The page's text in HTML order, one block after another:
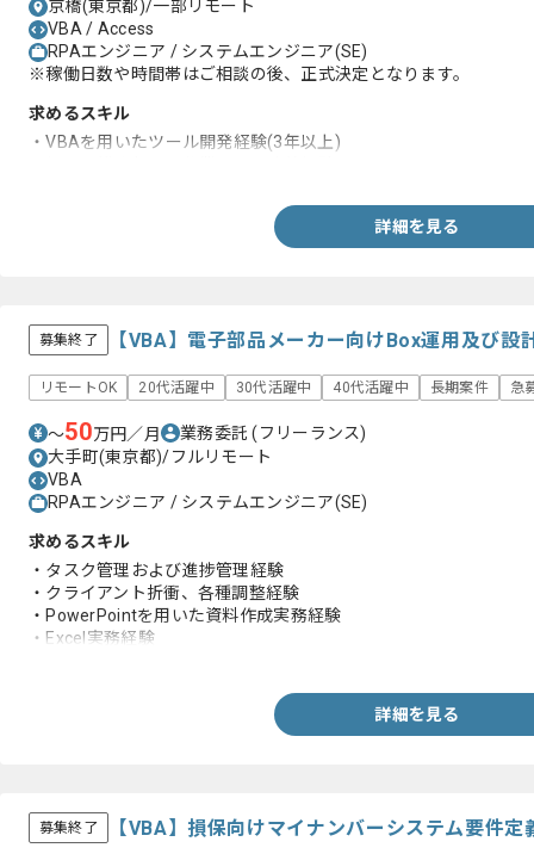
京橋(東京都)/一部リモート
VBA / Access
RPAエンジニア / システムエンジニア(SE)
※稼働日数や時間帯はご相談の後、正式決定となります。
求めるスキル
・VBAを用いたツール開発経験(3年以上)
詳細を見る
募集終了 【VBA】電子部品メーカー向けBox運用及び
リモートOK 20代活躍中 30代活躍中 40代活躍中 長期案件 急
〜50万円／月 業務委託(フリーランス)
大手町(東京都)/フルリモート
VBA
RPAエンジニア / システムエンジニア(SE)
求めるスキル
・タスク管理および進捗管理経験
・クライアント折衝、各種調整経験
・PowerPointを用いた資料作成実務経験
・Excel実務経験
詳細を見る
募集終了 【VBA】損保向けマイナンバーシステム要件